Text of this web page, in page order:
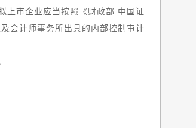
上市企业应当按照《财政部 中国证
会计师事务所出具的内部控制审计